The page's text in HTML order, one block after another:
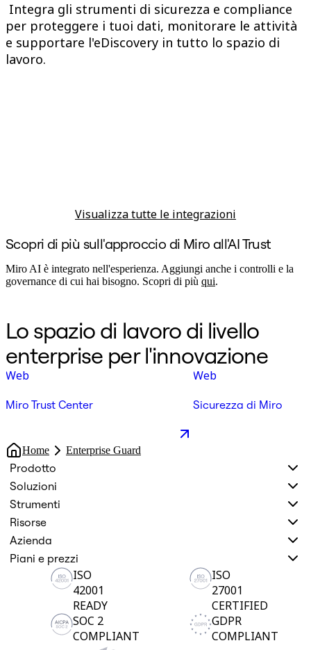
Integra gli strumenti di sicurezza e compliance
per proteggere i tuoi dati, monitorare le attività
e supportare l'eDiscovery in tutto lo spazio di
lavoro.
Visualizza tutte le integrazioni
Scopri di più sull'approccio di Miro all'AI Trust
Miro AI è integrato nell'esperienza. Aggiungi anche i controlli e la
governance di cui hai bisogno. Scopri di più qui.
Lo spazio di lavoro di livello
enterprise per l'innovazione
Web
Miro Trust Center
Web
Sicurezza di Miro
Home Enterprise Guard
Prodotto
Soluzioni
Strumenti
Risorse
Azienda
Piani e prezzi
ISO
42001
READY
ISO
27001
CERTIFIED
SOC 2
COMPLIANT
GDPR
COMPLIANT